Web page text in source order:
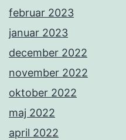
februar 2023
januar 2023
december 2022
november 2022
oktober 2022
maj 2022
april 2022